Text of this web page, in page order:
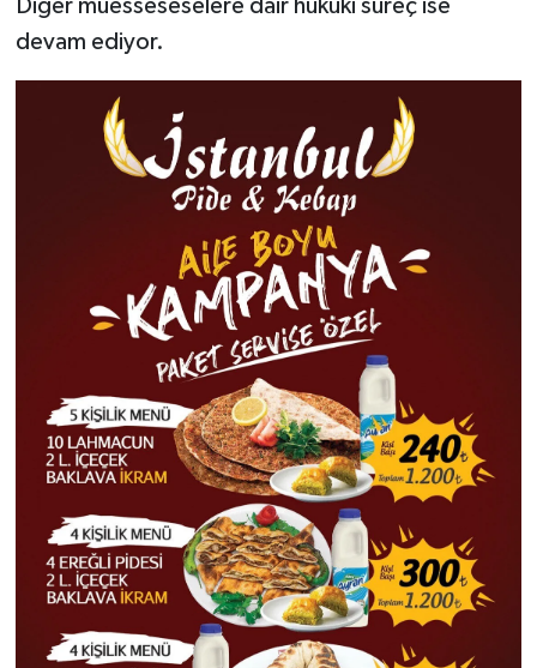
Diğer müesseseselere dair hukuki süreç ise
devam ediyor.